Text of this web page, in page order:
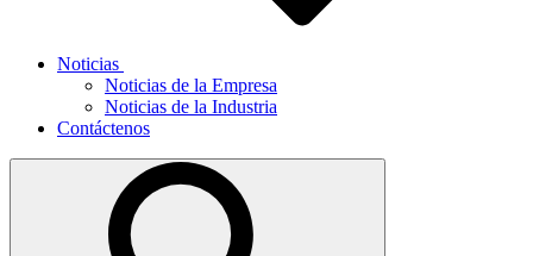
Noticias
Noticias de la Empresa
Noticias de la Industria
Contáctenos